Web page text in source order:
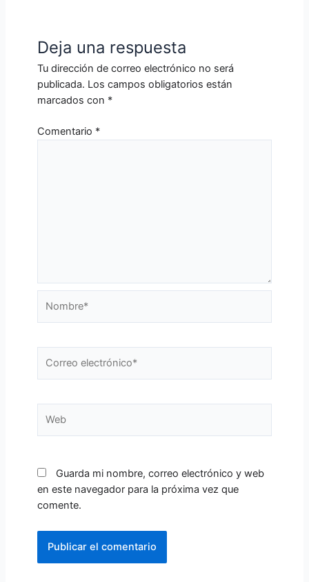
Deja una respuesta
Tu dirección de correo electrónico no será
publicada. Los campos obligatorios están
marcados con *
Comentario *
electrónico*
Guarda mi nombre, correo electrónico y web
en este navegador para la próxima vez que
comente.